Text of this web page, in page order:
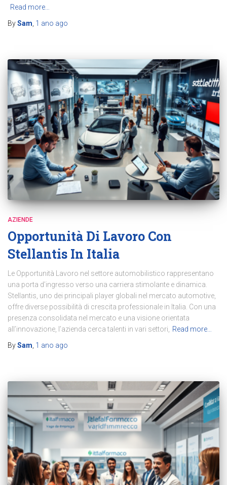
Read more…
BySam 1 ano ago
AZIENDE
Opportunità Di Lavoro Con
Stellantis In Italia
Le Opportunità Lavoro nel settore automobilistico rappresentano
una porta d’ingresso verso una carriera stimolante e dinamica.
Stellantis, uno dei principali player globali nel mercato automotive,
offre diverse possibilità di crescita professionale in Italia. Con una
presenza consolidata nel mercato e una visione orientata
all’innovazione, l’azienda cerca talenti in vari settori, Read more…
BySam, 1 ano ago